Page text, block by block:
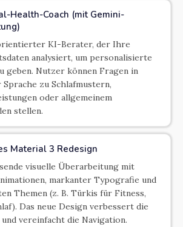
Health-Coach (mit Gemini-
KI-Berater, der Ihre
analysiert, um personalisierte
geben. Nutzer können Fragen in
zu Schlafmustern,
oder allgemeinem
stellen.
Material 3 Redesign
visuelle Überarbeitung mit
markanter Typografie und
Themen (z. B. Türkis für Fitness,
Das neue Design verbessert die
vereinfacht die Navigation.